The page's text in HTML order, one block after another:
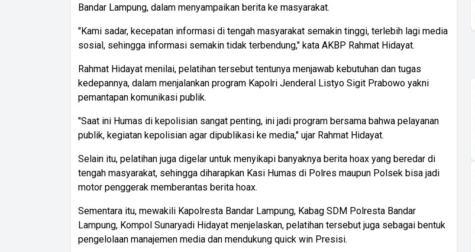
Bandar Lampung, dalam menyampaikan berita ke masyarakat.
"Kami sadar, kecepatan informasi di tengah masyarakat semakin tinggi, terlebih lagi media
sosial, sehingga informasi semakin tidak terbendung," kata AKBP Rahmat Hidayat.
Rahmat Hidayat menilai, pelatihan tersebut tentunya menjawab kebutuhan dan tugas
kedepannya, dalam menjalankan program Kapolri Jenderal Listyo Sigit Prabowo yakni
pemantapan komunikasi publik.
"Saat ini Humas di kepolisian sangat penting, ini jadi program bersama bahwa pelayanan
publik, kegiatan kepolisian agar dipublikasi ke media," ujar Rahmat Hidayat.
Selain itu, pelatihan juga digelar untuk menyikapi banyaknya berita hoax yang beredar di
tengah masyarakat, sehingga diharapkan Kasi Humas di Polres maupun Polsek bisa jadi
motor penggerak memberantas berita hoax.
Sementara itu, mewakili Kapolresta Bandar Lampung, Kabag SDM Polresta Bandar
Lampung, Kompol Sunaryadi Hidayat menjelaskan, pelatihan tersebut juga sebagai bentuk
pengelolaan manajemen media dan mendukung quick win Presisi.